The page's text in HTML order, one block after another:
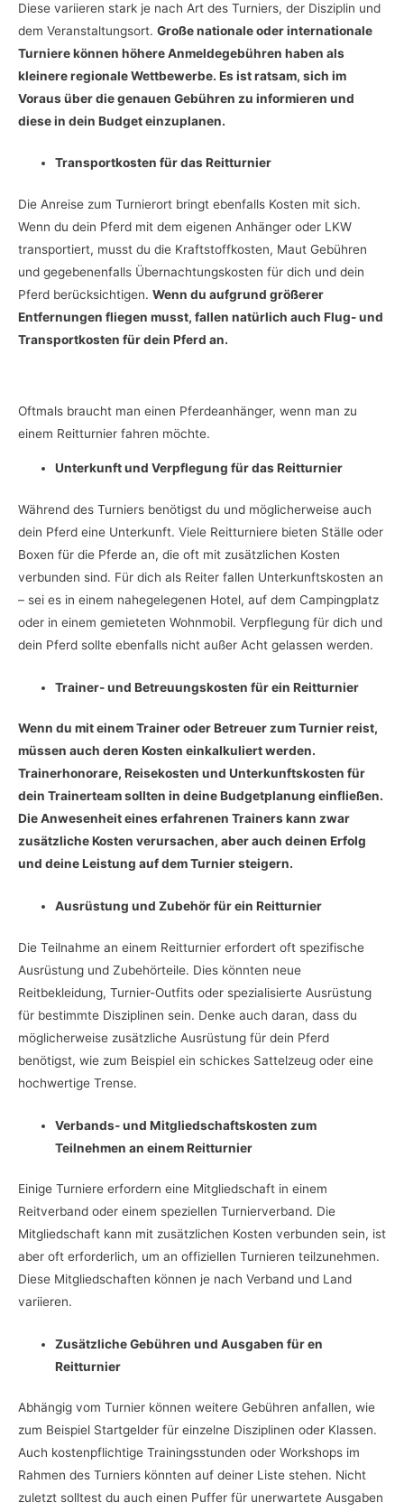
Diese variieren stark je nach Art des Turniers, der Disziplin und
dem Veranstaltungsort. Große nationale oder internationale
Turniere können höhere Anmeldegebühren haben als
kleinere regionale Wettbewerbe. Es ist ratsam, sich im
Voraus über die genauen Gebühren zu informieren und
diese in dein Budget einzuplanen.
Transportkosten für das Reitturnier
Die Anreise zum Turnierort bringt ebenfalls Kosten mit sich.
Wenn du dein Pferd mit dem eigenen Anhänger oder LKW
transportiert, musst du die Kraftstoffkosten, Maut Gebühren
und gegebenenfalls Übernachtungskosten für dich und dein
Pferd berücksichtigen. Wenn du aufgrund größerer
Entfernungen fliegen musst, fallen natürlich auch Flug- und
Transportkosten für dein Pferd an.
Oftmals braucht man einen Pferdeanhänger, wenn man zu
einem Reitturnier fahren möchte.
Unterkunft und Verpflegung für das Reitturnier
Während des Turniers benötigst du und möglicherweise auch
dein Pferd eine Unterkunft. Viele Reitturniere bieten Ställe oder
Boxen für die Pferde an, die oft mit zusätzlichen Kosten
verbunden sind. Für dich als Reiter fallen Unterkunftskosten an
– sei es in einem nahegelegenen Hotel, auf dem Campingplatz
oder in einem gemieteten Wohnmobil. Verpflegung für dich und
dein Pferd sollte ebenfalls nicht außer Acht gelassen werden.
Trainer- und Betreuungskosten für ein Reitturnier
Wenn du mit einem Trainer oder Betreuer zum Turnier reist,
müssen auch deren Kosten einkalkuliert werden.
Trainerhonorare, Reisekosten und Unterkunftskosten für
dein Trainerteam sollten in deine Budgetplanung einfließen.
Die Anwesenheit eines erfahrenen Trainers kann zwar
zusätzliche Kosten verursachen, aber auch deinen Erfolg
und deine Leistung auf dem Turnier steigern.
Ausrüstung und Zubehör für ein Reitturnier
Die Teilnahme an einem Reitturnier erfordert oft spezifische
Ausrüstung und Zubehörteile. Dies könnten neue
Reitbekleidung, Turnier-Outfits oder spezialisierte Ausrüstung
für bestimmte Disziplinen sein. Denke auch daran, dass du
möglicherweise zusätzliche Ausrüstung für dein Pferd
benötigst, wie zum Beispiel ein schickes Sattelzeug oder eine
hochwertige Trense.
Verbands- und Mitgliedschaftskosten zum
Teilnehmen an einem Reitturnier
Einige Turniere erfordern eine Mitgliedschaft in einem
Reitverband oder einem speziellen Turnierverband. Die
Mitgliedschaft kann mit zusätzlichen Kosten verbunden sein, ist
aber oft erforderlich, um an offiziellen Turnieren teilzunehmen.
Diese Mitgliedschaften können je nach Verband und Land
variieren.
Zusätzliche Gebühren und Ausgaben für en
Reitturnier
Abhängig vom Turnier können weitere Gebühren anfallen, wie
zum Beispiel Startgelder für einzelne Disziplinen oder Klassen.
Auch kostenpflichtige Trainingsstunden oder Workshops im
Rahmen des Turniers könnten auf deiner Liste stehen. Nicht
zuletzt solltest du auch einen Puffer für unerwartete Ausgaben